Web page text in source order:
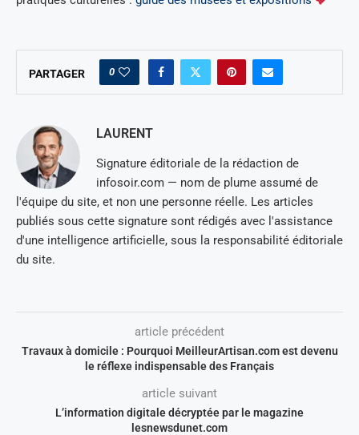
PARTAGER 0
LAURENT
Signature éditoriale de la rédaction de
infosoir.com — nom de plume assumé de
l'équipe du site, et non une personne réelle. Les articles
publiés sous cette signature sont rédigés avec l'assistance
d'une intelligence artificielle, sous la responsabilité éditoriale
du site.
article précédent
Travaux à domicile : Pourquoi MeilleurArtisan.com est devenu
le réflexe indispensable des Français
article suivant
L’information digitale décryptée par le magazine
lesnewsdunet.com